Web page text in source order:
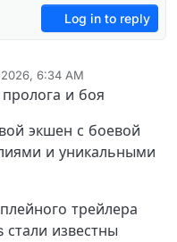
Log in to reply
6:34 AM
и боя
экшен с боевой
и уникальными
трейлера
стали известны